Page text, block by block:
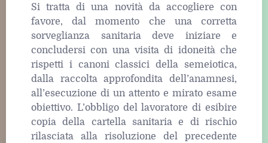
Si tratta di una novità da accogliere con
favore, dal momento che una corretta
sorveglianza sanitaria deve iniziare e
concludersi con una visita di idoneità che
rispetti i canoni classici della semeiotica,
dalla raccolta approfondita dell’anamnesi,
all’esecuzione di un attento e mirato esame
obiettivo. L’obbligo del lavoratore di esibire
copia della cartella sanitaria e di rischio
rilasciata alla risoluzione del precedente